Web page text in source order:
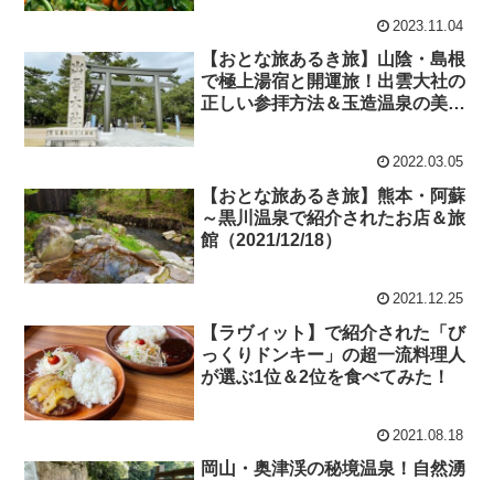
2023.11.04
【おとな旅あるき旅】山陰・島根
で極上湯宿と開運旅！出雲大社の
正しい参拝方法＆玉造温泉の美肌
2022.03.05
【おとな旅あるき旅】熊本・阿蘇
～黒川温泉で紹介されたお店＆旅
館（2021/12/18）
2021.12.25
【ラヴィット】で紹介された「び
っくりドンキー」の超一流料理人
が選ぶ1位＆2位を食べてみた！
2021.08.18
岡山・奥津渓の秘境温泉！自然湧